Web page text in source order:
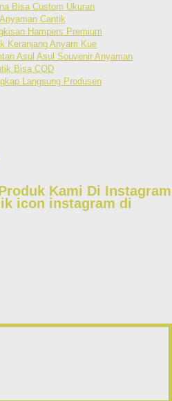
Bisa Custom Ukuran
Cantik
Hampers Premium
Keranjang Anyam Kue
Asul Asul Souvenir Anyaman
Bisa COD
Langsung Produsen
Kami Di Instagram
icon instagram di